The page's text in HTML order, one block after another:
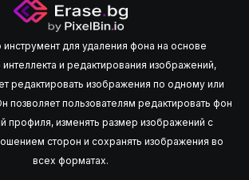
инструмент для удаления фона на основе
интеллекта и редактирования изображений,
редактировать изображения по одному или
позволяет пользователям редактировать фон
профиля, изменять размер изображений с
сторон и сохранять изображения во
всех форматах.